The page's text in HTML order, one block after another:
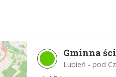
Gminna
Lubień - pod